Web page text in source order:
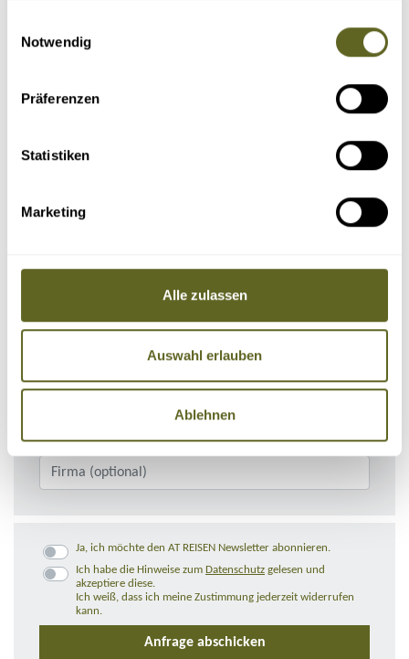
Notwendig
Präferenzen
Statistiken
Marketing
Alle zulassen
Auswahl erlauben
Ablehnen
Ja, ich möchte den AT REISEN Newsletter abonnieren.
Ich habe die Hinweise zum Datenschutz gelesen und
akzeptiere diese.
Ich weiß, dass ich meine Zustimmung jederzeit widerrufen
kann.